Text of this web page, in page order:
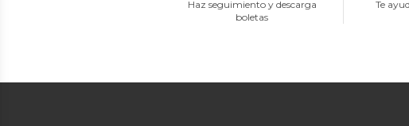
Haz seguimiento y descarga
boletas
Te